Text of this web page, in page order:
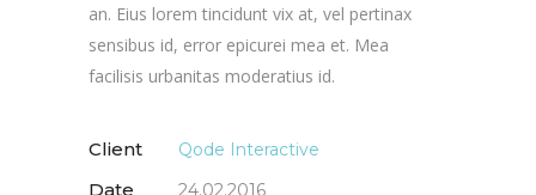
an. Eius lorem tincidunt vix at, vel pertinax
sensibus id, error epicurei mea et. Mea
facilisis urbanitas moderatius id.
Client Qode Interactive
Date 24.02.2016